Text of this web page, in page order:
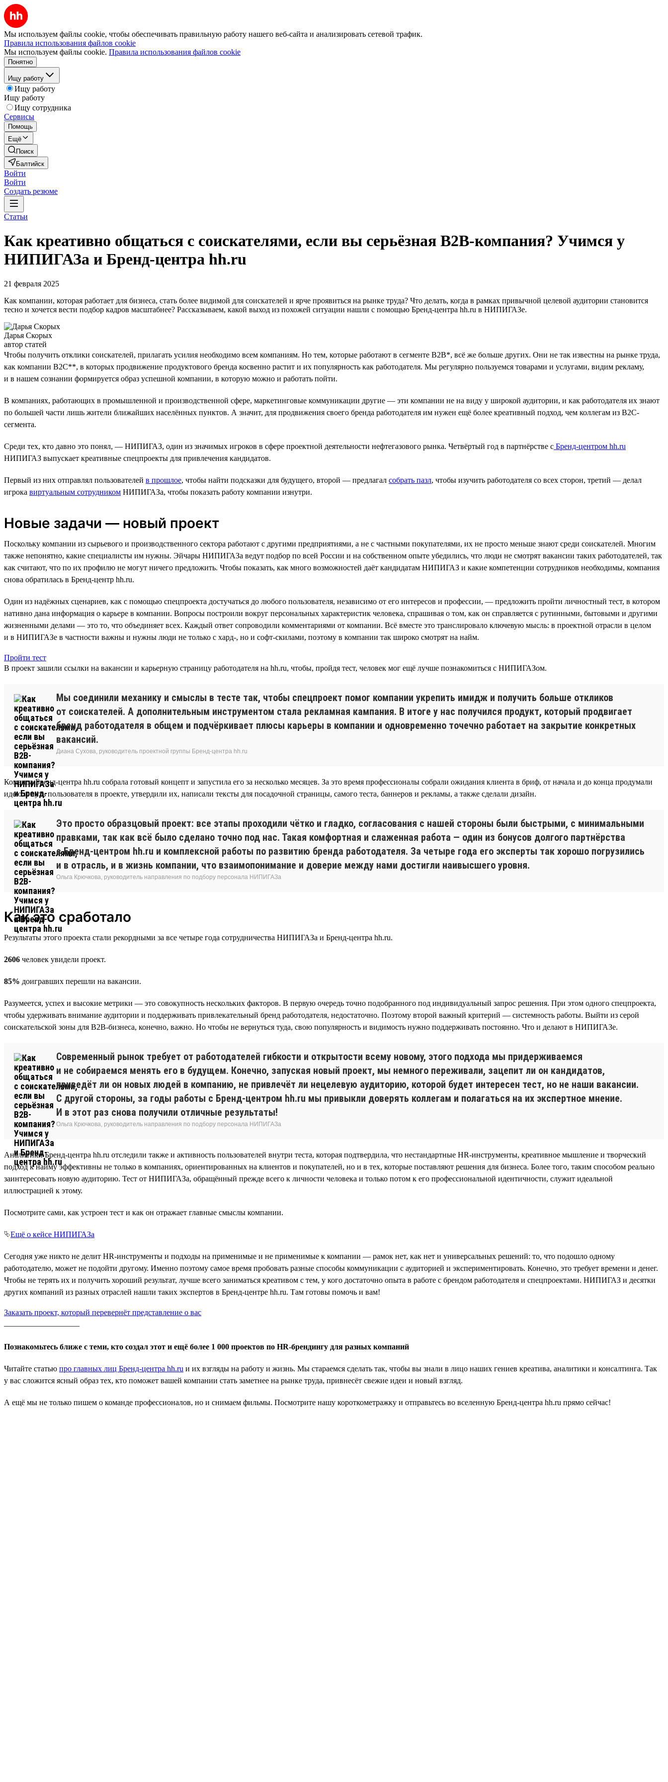
Мы используем файлы cookie, чтобы обеспечивать правильную работу нашего веб-сайта и анализировать сетевой трафик.
Правила использования файлов cookie
Мы используем файлы cookie. Правила использования файлов cookie
Понятно
Ищу работу
Ищу работу
Ищу работу
Ищу сотрудника
Сервисы
Помощь
Ещё
Поиск
Балтийск
Войти
Войти
Создать резюме
Статьи
Как креативно общаться с соискателями, если вы серьёзная B2B-компания? Учимся у
НИПИГАЗа и Бренд-центра hh.ru
21 февраля 2025
Как компании, которая работает для бизнеса, стать более видимой для соискателей и ярче проявиться на рынке труда? Что делать, когда в рамках привычной целевой аудитории становится
тесно и хочется вести подбор кадров масштабнее? Рассказываем, какой выход из похожей ситуации нашли с помощью Бренд-центра hh.ru в НИПИГАЗе.
Дарья Скорых
автор статей
Чтобы получить отклики соискателей, прилагать усилия необходимо всем компаниям. Но тем, которые работают в сегменте B2B*, всё же больше других. Они не так известны на рынке труда,
как компании B2C**, в которых продвижение продуктового бренда косвенно растит и их популярность как работодателя. Мы регулярно пользуемся товарами и услугами, видим рекламу,
и в нашем сознании формируется образ успешной компании, в которую можно и работать пойти.
В компаниях, работающих в промышленной и производственной сфере, маркетинговые коммуникации другие — эти компании не на виду у широкой аудитории, и как работодателя их знают
по большей части лишь жители ближайших населённых пунктов. А значит, для продвижения своего бренда работодателя им нужен ещё более креативный подход, чем коллегам из B2C-
сегмента.
Среди тех, кто давно это понял, — НИПИГАЗ, один из значимых игроков в сфере проектной деятельности нефтегазового рынка. Четвёртый год в партнёрстве с Бренд-центром hh.ru
НИПИГАЗ выпускает креативные спецпроекты для привлечения кандидатов.
Первый из них отправлял пользователей в прошлое, чтобы найти подсказки для будущего, второй — предлагал собрать пазл, чтобы изучить работодателя со всех сторон, третий — делал
игрока виртуальным сотрудником НИПИГАЗа, чтобы показать работу компании изнутри.
Новые задачи — новый проект
Поскольку компании из сырьевого и производственного сектора работают с другими предприятиями, а не с частными покупателями, их не просто меньше знают среди соискателей. Многим
также непонятно, какие специалисты им нужны. Эйчары НИПИГАЗа ведут подбор по всей России и на собственном опыте убедились, что люди не смотрят вакансии таких работодателей, так
как считают, что по их профилю не могут ничего предложить. Чтобы показать, как много возможностей даёт кандидатам НИПИГАЗ и какие компетенции сотрудников необходимы, компания
снова обратилась в Бренд-центр hh.ru.
Один из надёжных сценариев, как с помощью спецпроекта достучаться до любого пользователя, независимо от его интересов и профессии, — предложить пройти личностный тест, в котором
нативно дана информация о карьере в компании. Вопросы построили вокруг персональных характеристик человека, спрашивая о том, как он справляется с рутинными, бытовыми и другими
жизненными делами — это то, что объединяет всех. Каждый ответ сопроводили комментариями от компании. Всё вместе это транслировало ключевую мысль: в проектной отрасли в целом
и в НИПИГАЗе в частности важны и нужны люди не только с хард-, но и софт-скилами, поэтому в компании так широко смотрят на найм.
Пройти тест
В проект зашили ссылки на вакансии и карьерную страницу работодателя на hh.ru, чтобы, пройдя тест, человек мог ещё лучше познакомиться с НИПИГАЗом.
Мы соединили механику и смыслы в тесте так, чтобы спецпроект помог компании укрепить имидж и получить больше откликов
от соискателей. А дополнительным инструментом стала рекламная кампания. В итоге у нас получился продукт, который продвигает
бренд работодателя в общем и подчёркивает плюсы карьеры в компании и одновременно точечно работает на закрытие конкретных
вакансий.
Диана Сухова, руководитель проектной группы Бренд-центра hh.ru
Команда Бренд-центра hh.ru собрала готовый концепт и запустила его за несколько месяцев. За это время профессионалы собрали ожидания клиента в бриф, от начала и до конца продумали
идею и путь пользователя в проекте, утвердили их, написали тексты для посадочной страницы, самого теста, баннеров и рекламы, а также сделали дизайн.
Это просто образцовый проект: все этапы проходили чётко и гладко, согласования с нашей стороны были быстрыми, с минимальными
правками, так как всё было сделано точно под нас. Такая комфортная и слаженная работа — один из бонусов долгого партнёрства
с Бренд-центром hh.ru и комплексной работы по развитию бренда работодателя. За четыре года его эксперты так хорошо погрузились
и в отрасль, и в жизнь компании, что взаимопонимание и доверие между нами достигли наивысшего уровня.
Ольга Крючкова, руководитель направления по подбору персонала НИПИГАЗа
Как это сработало
Результаты этого проекта стали рекордными за все четыре года сотрудничества НИПИГАЗа и Бренд-центра hh.ru.
2606 человек увидели проект.
85% доигравших перешли на вакансии.
Разумеется, успех и высокие метрики — это совокупность нескольких факторов. В первую очередь точно подобранного под индивидуальный запрос решения. При этом одного спецпроекта,
чтобы удерживать внимание аудитории и поддерживать привлекательный бренд работодателя, недостаточно. Поэтому второй важный критерий — системность работы. Выйти из серой
соискательской зоны для B2B-бизнеса, конечно, важно. Но чтобы не вернуться туда, свою популярность и видимость нужно поддерживать постоянно. Что и делают в НИПИГАЗе.
Современный рынок требует от работодателей гибкости и открытости всему новому, этого подхода мы придерживаемся
и не собираемся менять его в будущем. Конечно, запуская новый проект, мы немного переживали, зацепит ли он кандидатов,
приведёт ли он новых людей в компанию, не привлечёт ли нецелевую аудиторию, которой будет интересен тест, но не наши вакансии.
С другой стороны, за годы работы с Бренд-центром hh.ru мы привыкли доверять коллегам и полагаться на их экспертное мнение.
И в этот раз снова получили отличные результаты!
Ольга Крючкова, руководитель направления по подбору персонала НИПИГАЗа
Аналитики Бренд-центра hh.ru отследили также и активность пользователей внутри теста, которая подтвердила, что нестандартные HR-инструменты, креативное мышление и творческий
подход к найму эффективны не только в компаниях, ориентированных на клиентов и покупателей, но и в тех, которые поставляют решения для бизнеса. Более того, таким способом реально
заинтересовать новую аудиторию. Тест от НИПИГАЗа, обращённый прежде всего к личности человека и только потом к его профессиональной идентичности, служит идеальной
иллюстрацией к этому.
Посмотрите сами, как устроен тест и как он отражает главные смыслы компании.
⮱Ещё о кейсе НИПИГАЗа
Сегодня уже никто не делит HR-инструменты и подходы на применимые и не применимые к компании — рамок нет, как нет и универсальных решений: то, что подошло одному
работодателю, может не подойти другому. Именно поэтому самое время пробовать разные способы коммуникации с аудиторией и экспериментировать. Конечно, это требует времени и денег.
Чтобы не терять их и получить хороший результат, лучше всего заниматься креативом с тем, у кого достаточно опыта в работе с брендом работодателя и спецпроектами. НИПИГАЗ и десятки
других компаний из разных отраслей нашли таких экспертов в Бренд-центре hh.ru. Там готовы помочь и вам!
Заказать проект, который перевернёт представление о вас
Познакомьтесь ближе с теми, кто создал этот и ещё более 1 000 проектов по HR-брендингу для разных компаний
Читайте статью про главных лиц Бренд-центра hh.ru и их взгляды на работу и жизнь. Мы стараемся сделать так, чтобы вы знали в лицо наших гениев креатива, аналитики и консалтинга. Так
у вас сложится ясный образ тех, кто поможет вашей компании стать заметнее на рынке труда, привнесёт свежие идеи и новый взгляд.
А ещё мы не только пишем о команде профессионалов, но и снимаем фильмы. Посмотрите нашу короткометражку и отправьтесь во вселенную Бренд-центра hh.ru прямо сейчас!